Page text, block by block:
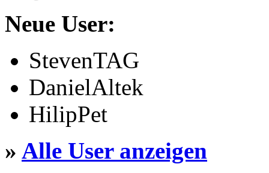
Neue User:
StevenTAG
DanielAltek
HilipPet
» Alle User anzeigen